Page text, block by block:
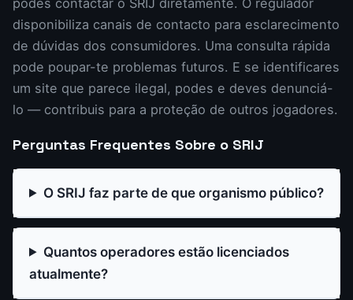
disponibiliza canais de contacto para esclarecimento
de dúvidas dos consumidores. Uma consulta rápida
pode poupar-te problemas futuros. E se identificares
um site que parece ilegal, podes e deves denunciá-
lo — contribuis para a proteção de outros jogadores.
Perguntas Frequentes Sobre o SRIJ
O SRIJ faz parte de que organismo público?
Quantos operadores estão licenciados
atualmente?